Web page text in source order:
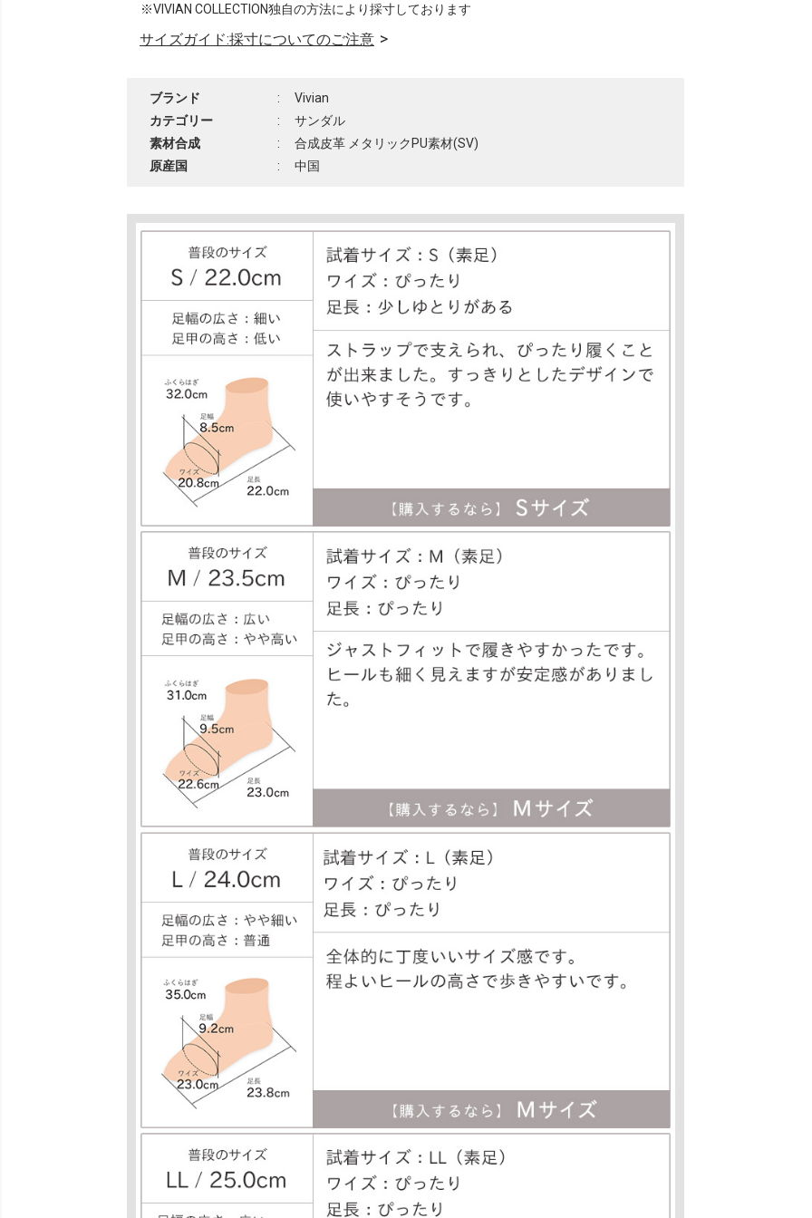
※VIVIAN COLLECTION独自の方法により採寸しております
サイズガイド:採寸についてのご注意
ブランド :
Vivian
カテゴリー
:
サンダル
素材合成
:
合成皮革 メタリックPU素材(SV)
原産国
: 中国